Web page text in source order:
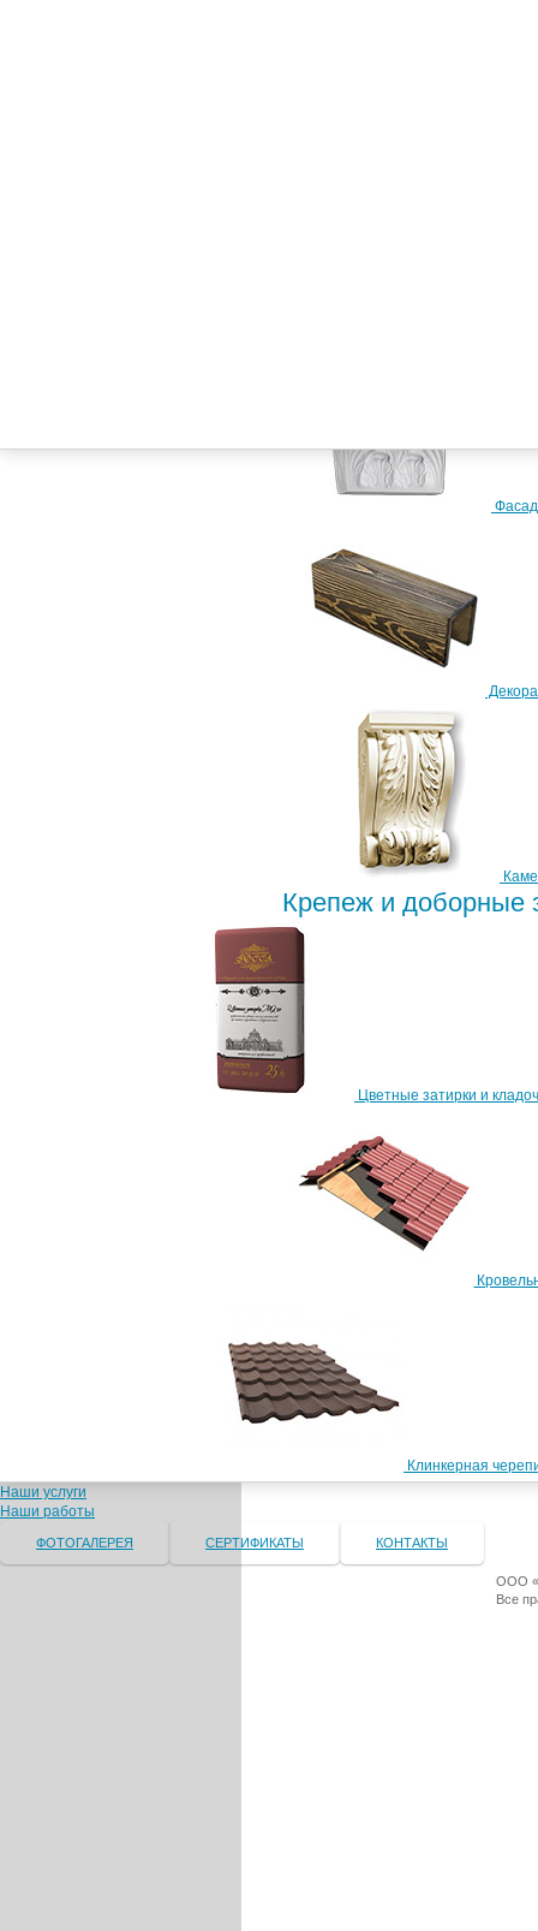
Крепеж и доборные
Цветные затирки и
Клинкерная
Наши услуги
Наши работы
ФОТОГАЛЕРЕЯ СЕРТИФИКАТЫ КОНТАКТЫ
ООО
Все